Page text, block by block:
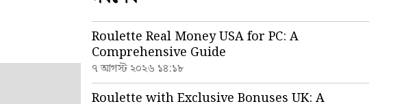
Roulette Real Money USA for PC: A
Comprehensive Guide
৭ আগস্ট ২০২৬ ১৪:১৮
Roulette with Exclusive Bonuses UK: A